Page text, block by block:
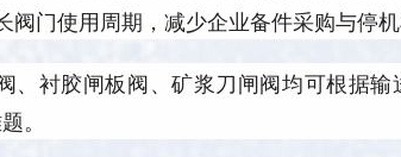
门使用周期，减少企业备件采购与停
衬胶闸板阀、矿浆刀闸阀均可根据
。